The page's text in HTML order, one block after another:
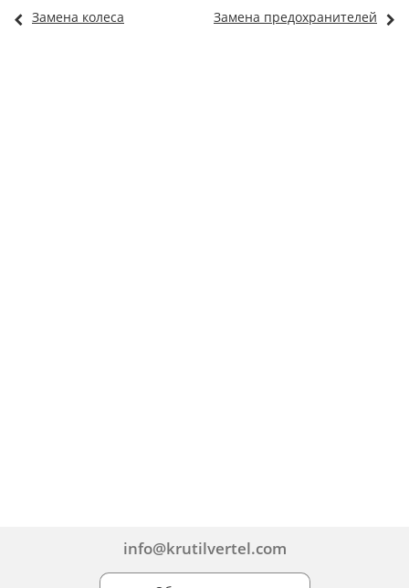
Замена колеса Замена предохранителей
info@krutilvertel.com